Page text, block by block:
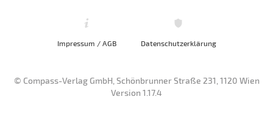
Impressum / AGB Datenschutzerklärung
© Compass-Verlag GmbH, Schönbrunner Straße 231, 1120 Wien
Version 1.17.4